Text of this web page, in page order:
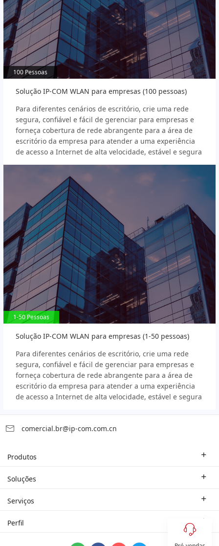
100 Pessoas
100 Pessoas
Solução IP-COM WLAN para empresas (100 pessoas)
Para diferentes cenários de escritório, crie uma rede
segura, confiável e fácil de gerenciar para empresas e
forneça cobertura de rede abrangente para a área de
escritório da empresa para atender a uma experiência
de acesso a Internet de alta velocidade, estável e segura
1-50 Pessoas
1-50 Pessoas
Solução IP-COM WLAN para empresas (1-50 pessoas)
Para diferentes cenários de escritório, crie uma rede
segura, confiável e fácil de gerenciar para empresas e
forneça cobertura de rede abrangente para a área de
escritório da empresa para atender a uma experiência
de acesso a Internet de alta velocidade, estável e segura
comercial.br@ip-com.com.cn
Produtos
Roteador Empresarial
Rede Doméstica
Soluções
Soluções Industriais
Serviços
Empresa do Ramo
Perfil